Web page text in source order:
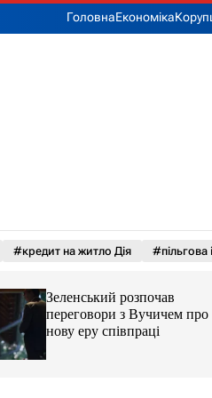
ГоловнаЕкономіка
#кредит на житло Дія #пільгова
Зеленський розпочав
переговори з Вучичем про
нову еру співпраці